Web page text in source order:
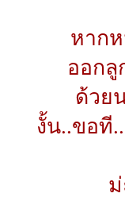
หาก
ออก
ด้วย
งั้น..ขอที